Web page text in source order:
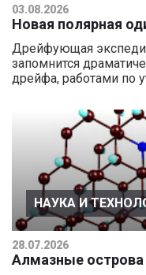
03.08.2026
Новая полярная
Дрейфующая
запомнится
дрейфа, работами по
НАУКА И
28.07.2026
Алмазные